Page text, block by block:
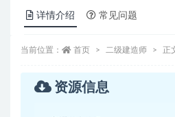
详情介绍 常见问题
当前位置： 首页 二级建造师 正
资源信息